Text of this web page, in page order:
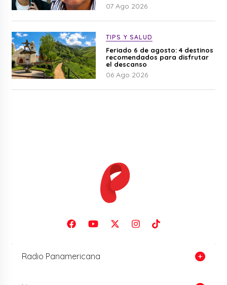
07 Ago 2026
TIPS Y SALUD
Feriado 6 de agosto: 4 destinos
recomendados para disfrutar
el descanso
06 Ago 2026
Radio Panamericana